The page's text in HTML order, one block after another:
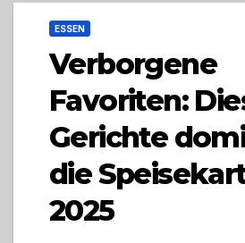
ESSEN
Verborgene
Favoriten:
Gerichte
die
2025